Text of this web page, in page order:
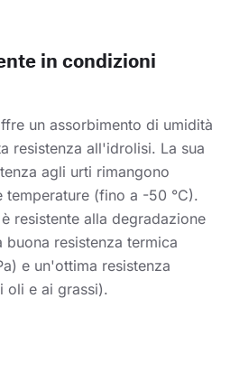
in condizioni
un assorbimento di umidità
resistenza all'idrolisi. La sua
agli urti rimangono
temperature (fino a -50 °C).
resistente alla degradazione
resistenza termica
e un'ottima resistenza
oli e ai grassi).